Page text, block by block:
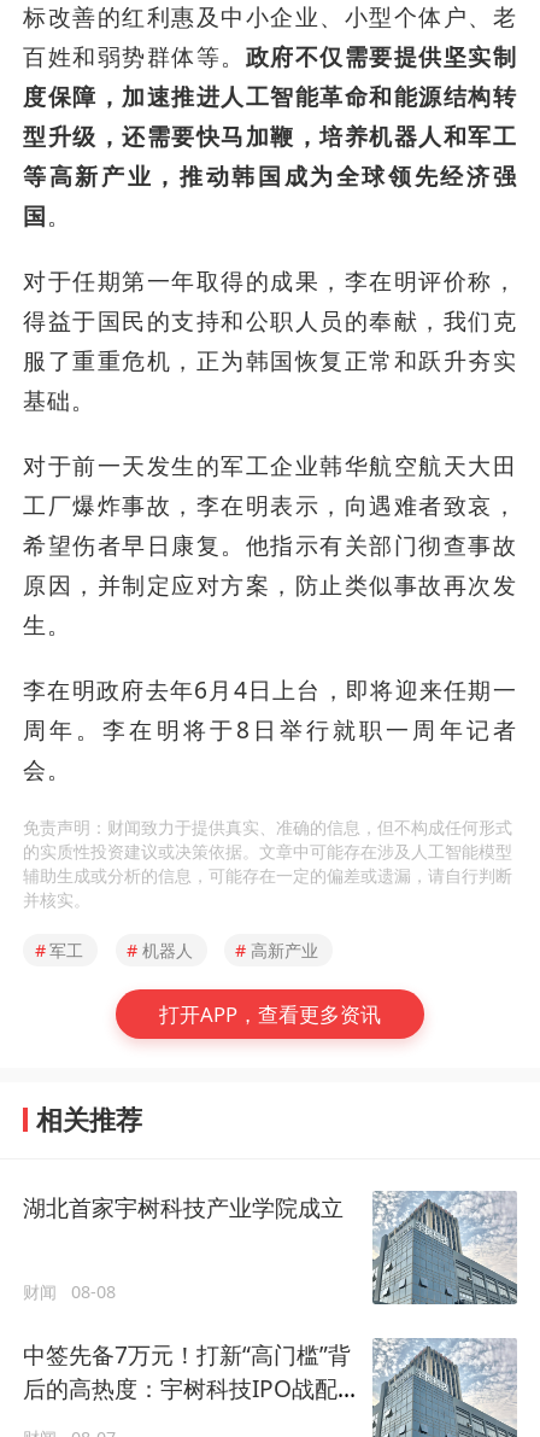
标改善的红利惠及中小企业、小型个体户、老
百姓和弱势群体等。 政府不仅需要提供坚实制
度保障，加速推进人工智能革命和能源结构转
型升级，还需要快马加鞭，培养机器人和军工
等高新产业，推动韩国成为全球领先经济强
国。
对于任期第一年取得的成果，李在明评价称，
得益于国民的支持和公职人员的奉献，我们克
服了重重危机，正为韩国恢复正常和跃升夯实
基础。
对于前一天发生的军工企业韩华航空航天大田
工厂爆炸事故，李在明表示，向遇难者致哀，
希望伤者早日康复。他指示有关部门彻查事故
原因，并制定应对方案，防止类似事故再次发
生。
李在明政府去年6月4日上台，即将迎来任期一
周年。李在明将于8日举行就职一周年记者
会。
免责声明：财闻致力于提供真实、准确的信息，但不构成任何形式
的实质性投资建议或决策依据。文章中可能存在涉及人工智能模型
辅助生成或分析的信息，可能存在一定的偏差或遗漏，请自行判断
并核实。
#军工 # 机器人 # 高新产业
打开APP，查看更多资讯
相关推荐
湖北首家宇树科技产业学院成立
财闻 08-08
中签先备7万元！打新“高门槛”背
后的高热度：宇树科技IPO战配
群星云集